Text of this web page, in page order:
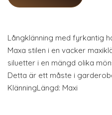
Långklänning med fyrkantig
Maxa stilen i en vacker
siluetter i en mängd olika
Detta är ett måste i
KlänningLängd: Maxi